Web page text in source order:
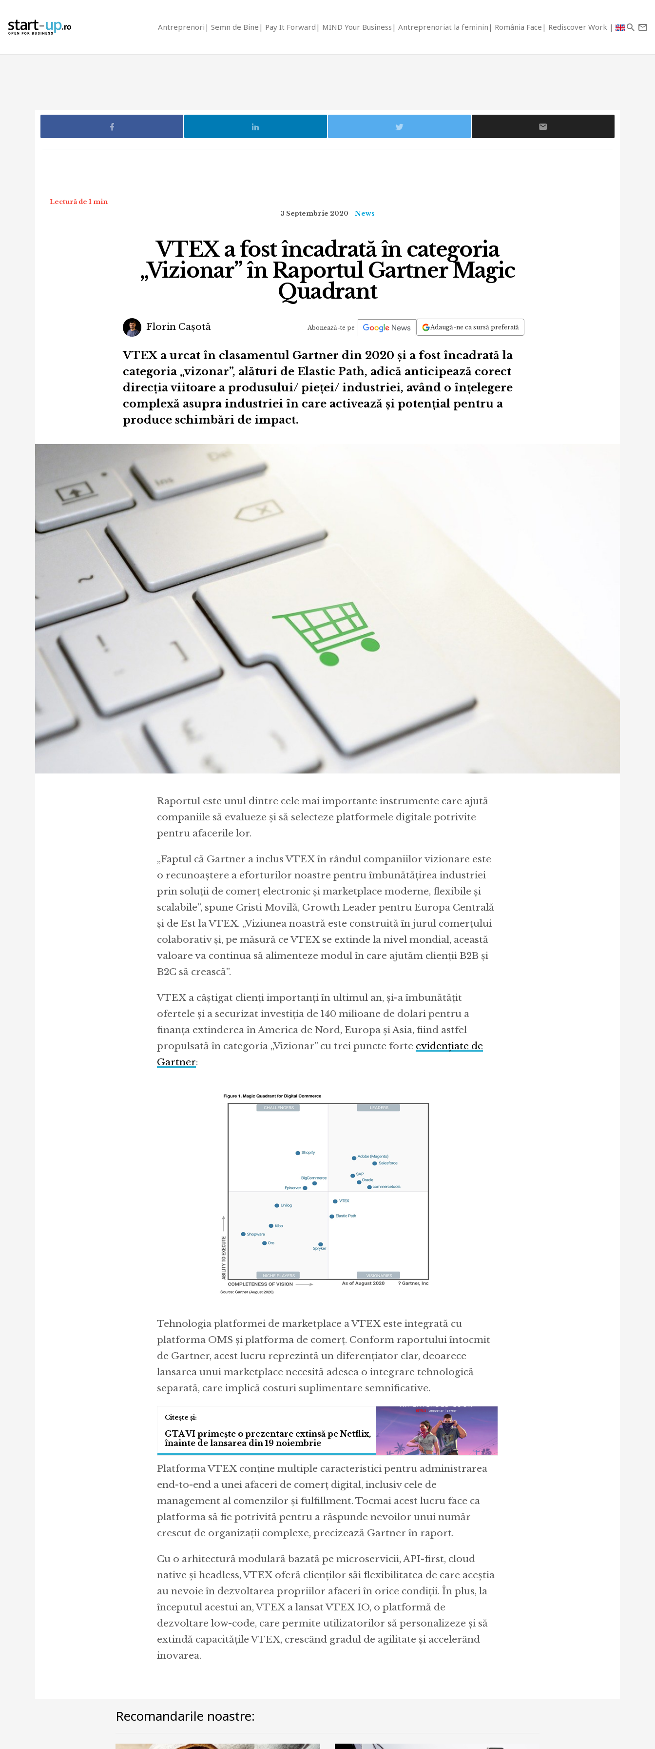
Antreprenori Semn de Bine Pay It Forward MIND Your Business Antreprenoriat la feminin România Face Rediscover Work
Lectură de 1 min
3 Septembrie 2020
News
VTEX a fost încadrată în categoria
„Vizionar” în Raportul Gartner Magic
Quadrant
Florin Cașotă Abonează-te pe Adaugă-ne ca sursă preferată
VTEX a urcat în clasamentul Gartner din 2020 și a fost încadrată la
categoria „vizonar”, alături de Elastic Path, adică anticipează corect
direcția viitoare a produsului/ pieței/ industriei, având o înțelegere
complexă asupra industriei în care activează și potențial pentru a
produce schimbări de impact.
Raportul este unul dintre cele mai importante instrumente care ajută
companiile să evalueze și să selecteze platformele digitale potrivite
pentru afacerile lor.
„Faptul că Gartner a inclus VTEX în rândul companiilor vizionare este
o recunoaștere a eforturilor noastre pentru îmbunătățirea industriei
prin soluții de comerț electronic și marketplace moderne, flexibile și
scalabile”, spune Cristi Movilă, Growth Leader pentru Europa Centrală
și de Est la VTEX. „Viziunea noastră este construită în jurul comerțului
colaborativ și, pe măsură ce VTEX se extinde la nivel mondial, această
valoare va continua să alimenteze modul în care ajutăm clienții B2B și
B2C să crească”.
VTEX a câștigat clienți importanți în ultimul an, și-a îmbunătățit
ofertele și a securizat investiția de 140 milioane de dolari pentru a
finanța extinderea în America de Nord, Europa și Asia, fiind astfel
propulsată în categoria „Vizionar” cu trei puncte forte evidențiate de
Gartner:
Tehnologia platformei de marketplace a VTEX este integrată cu
platforma OMS și platforma de comerț. Conform raportului întocmit
de Gartner, acest lucru reprezintă un diferențiator clar, deoarece
lansarea unui marketplace necesită adesea o integrare tehnologică
separată, care implică costuri suplimentare semnificative.
GTA VI primește o prezentare extinsă pe Netflix,
înainte de lansarea din 19 noiembrie
Platforma VTEX conține multiple caracteristici pentru administrarea
end-to-end a unei afaceri de comerț digital, inclusiv cele de
management al comenzilor și fulfillment. Tocmai acest lucru face ca
platforma să fie potrivită pentru a răspunde nevoilor unui număr
crescut de organizații complexe, precizează Gartner în raport.
Cu o arhitectură modulară bazată pe microservicii, API-first, cloud
native și headless, VTEX oferă clienților săi flexibilitatea de care aceștia
au nevoie în dezvoltarea propriilor afaceri în orice condiții. În plus, la
începutul acestui an, VTEX a lansat VTEX IO, o platformă de
dezvoltare low-code, care permite utilizatorilor să personalizeze și să
extindă capacitățile VTEX, crescând gradul de agilitate și accelerând
inovarea.
Recomandarile noastre: